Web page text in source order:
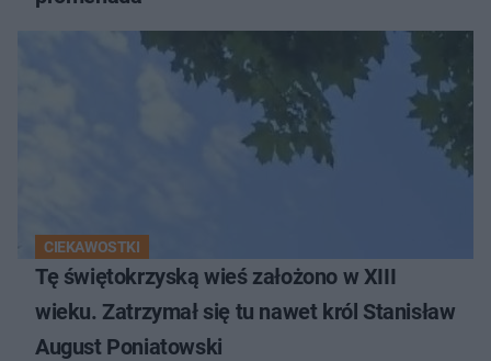
CIEKAWOSTKI
Tę świętokrzyską wieś założono w XIII
wieku. Zatrzymał się tu nawet król Stanisław
August Poniatowski